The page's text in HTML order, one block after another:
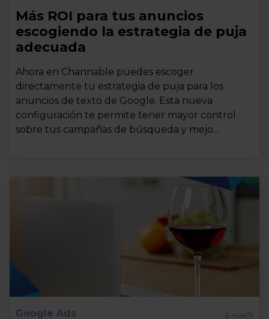
Más ROI para tus anuncios
escogiendo la estrategia de puja
adecuada
Ahora en Channable puedes escoger
directamente tu estrategia de puja para los
anuncios de texto de Google. Esta nueva
configuración te permite tener mayor control
sobre tus campañas de búsqueda y mejo...
Google Ads 6min